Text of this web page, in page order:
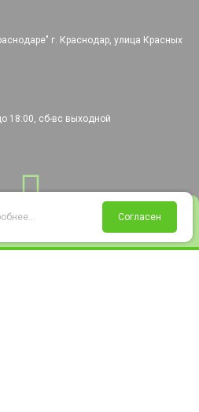
Избранное Корзина
г. Краснодар, улица Красных
18:00, сб-вс выходной
Согласен